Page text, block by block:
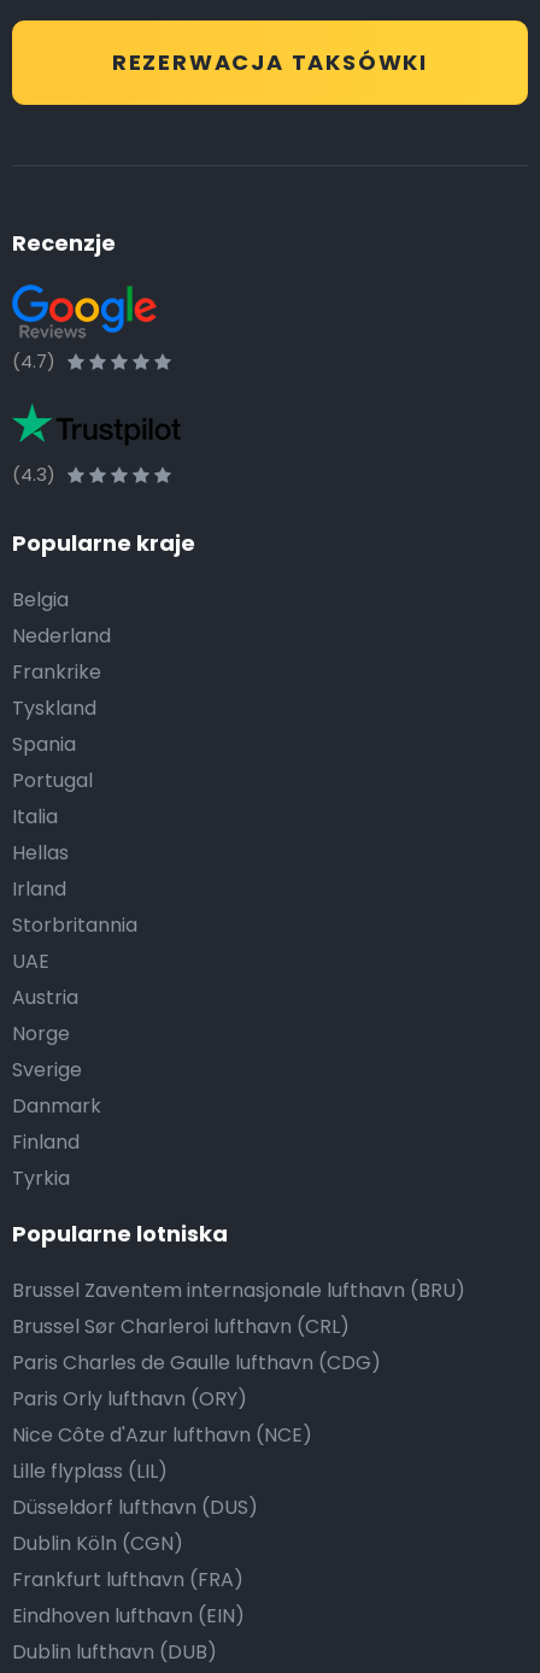
REZERWACJA TAKSÓWKI
Recenzje
(4.7)
(4.3)
Popularne kraje
Belgia
Nederland
Frankrike
Tyskland
Spania
Portugal
Italia
Hellas
Irland
Storbritannia
UAE
Austria
Norge
Sverige
Danmark
Finland
Tyrkia
Popularne lotniska
Brussel Zaventem internasjonale lufthavn (BRU)
Brussel Sør Charleroi lufthavn (CRL)
Paris Charles de Gaulle lufthavn (CDG)
Paris Orly lufthavn (ORY)
Nice Côte d'Azur lufthavn (NCE)
Lille flyplass (LIL)
Düsseldorf lufthavn (DUS)
Dublin Köln (CGN)
Frankfurt lufthavn (FRA)
Eindhoven lufthavn (EIN)
Dublin lufthavn (DUB)